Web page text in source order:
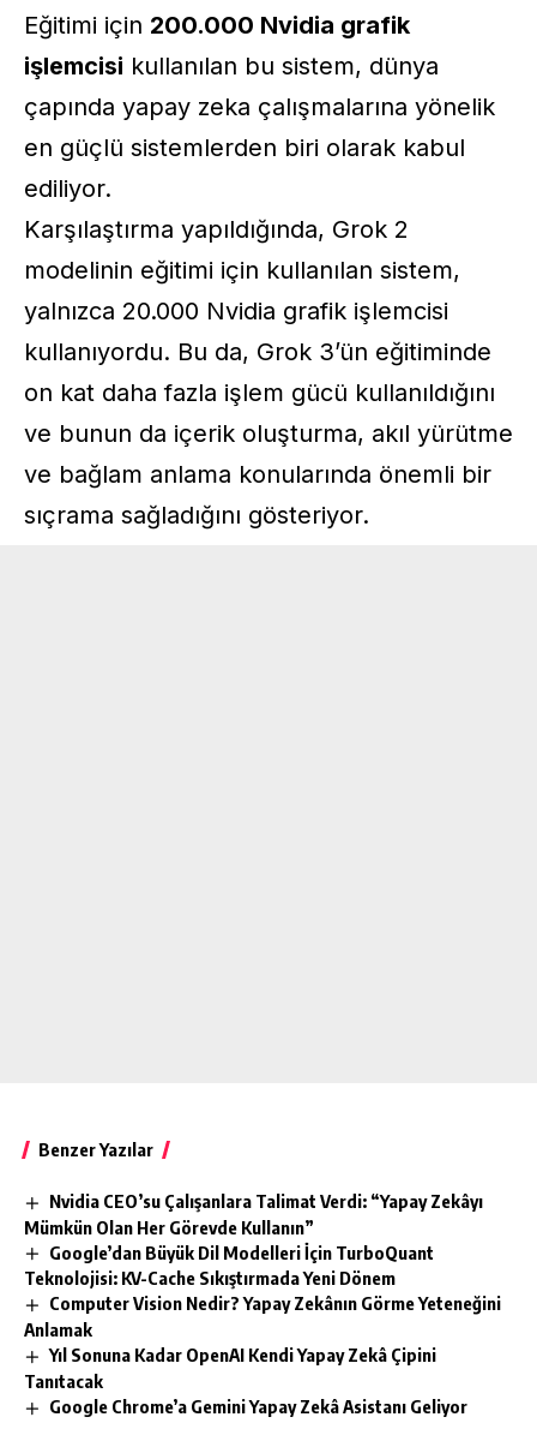
Eğitimi için 200.000 Nvidia grafik
işlemcisi kullanılan bu sistem, dünya
çapında yapay zeka çalışmalarına yönelik
en güçlü sistemlerden biri olarak kabul
ediliyor.
Karşılaştırma yapıldığında, Grok 2
modelinin eğitimi için kullanılan sistem,
yalnızca 20.000 Nvidia grafik işlemcisi
kullanıyordu. Bu da, Grok 3’ün eğitiminde
on kat daha fazla işlem gücü kullanıldığını
ve bunun da içerik oluşturma, akıl yürütme
ve bağlam anlama konularında önemli bir
sıçrama sağladığını gösteriyor.
Benzer Yazılar
Nvidia CEO’su Çalışanlara Talimat Verdi: “Yapay Zekâyı
Mümkün Olan Her Görevde Kullanın”
Google’dan Büyük Dil Modelleri İçin TurboQuant
Teknolojisi: KV-Cache Sıkıştırmada Yeni Dönem
Computer Vision Nedir? Yapay Zekânın Görme Yeteneğini
Anlamak
Yıl Sonuna Kadar OpenAI Kendi Yapay Zekâ Çipini
Tanıtacak
Google Chrome’a Gemini Yapay Zekâ Asistanı Geliyor